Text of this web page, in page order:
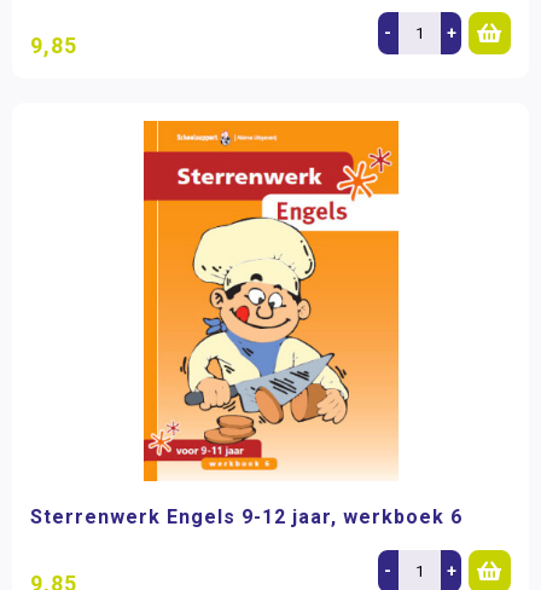
9,85 - +
Sterrenwerk Engels 9-12 jaar, werkboek 6
9,85 - +